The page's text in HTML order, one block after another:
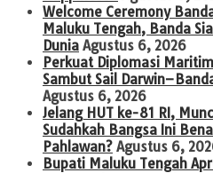
Welcome Ceremony
Maluku Tengah, Banda
Dunia Agustus 6, 2026
Perkuat Diplomasi
Sambut Sail
Agustus 6, 2026
Jelang HUT ke-81 RI,
Sudahkah Bangsa Ini
Pahlawan? Agustus 6,
Bupati Maluku Tengah